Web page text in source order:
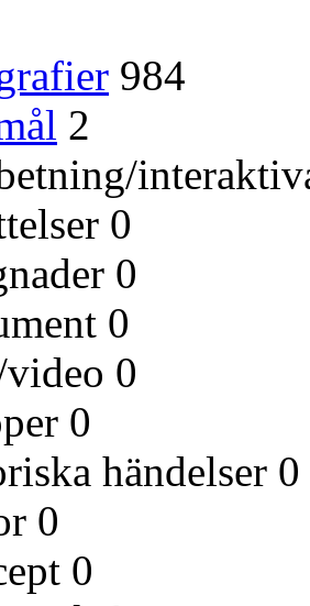
984
2
0
0
0
0
0
händelser 0
0
0